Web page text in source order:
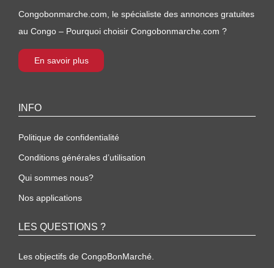
Congobonmarche.com, le spécialiste des annonces gratuites
au Congo – Pourquoi choisir Congobonmarche.com ?
En savoir plus
INFO
Politique de confidentialité
Conditions générales d’utilisation
Qui sommes nous?
Nos applications
LES QUESTIONS ?
Les objectifs de CongoBonMarché.